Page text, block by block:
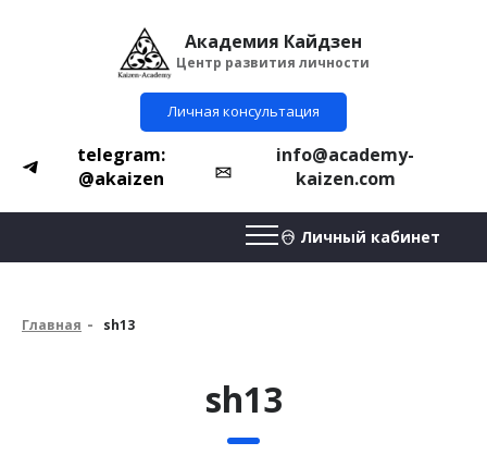
Академия Кайдзен
Центр развития личности
Личная консультация
telegram:
@akaizen
info@academy-
kaizen.com
Личный кабинет
Главная sh13
sh13